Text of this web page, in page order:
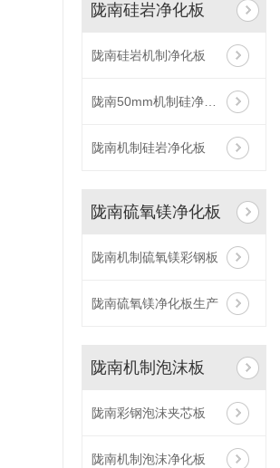
陇南硅岩净化板
陇南硅岩机制净化板
陇南50mm机制硅净化彩钢板
陇南机制硅岩净化板
陇南硫氧镁净化板
陇南机制硫氧镁彩钢板
陇南硫氧镁净化板生产
陇南机制泡沫板
陇南彩钢泡沫夹芯板
陇南机制泡沫净化板